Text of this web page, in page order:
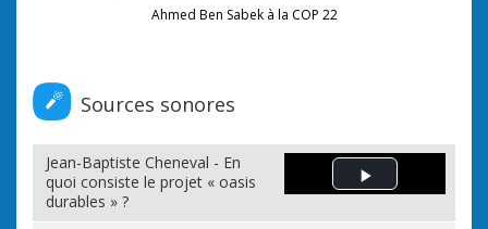
Ahmed Ben Sabek à la COP 22
Sources sonores
Jean-Baptiste Cheneval - En
quoi consiste le projet « oasis
durables » ?
Play Video